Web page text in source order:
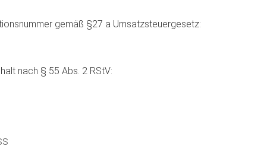
gemäß §27 a Umsatzsteuergesetz:
nach § 55 Abs. 2 RStV: